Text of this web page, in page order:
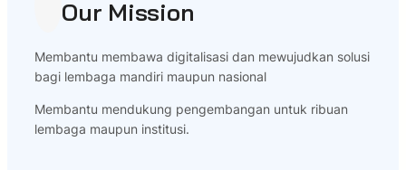
Our Mission
Membantu membawa digitalisasi dan mewujudkan solusi
bagi lembaga mandiri maupun nasional
Membantu mendukung pengembangan untuk ribuan
lembaga maupun institusi.